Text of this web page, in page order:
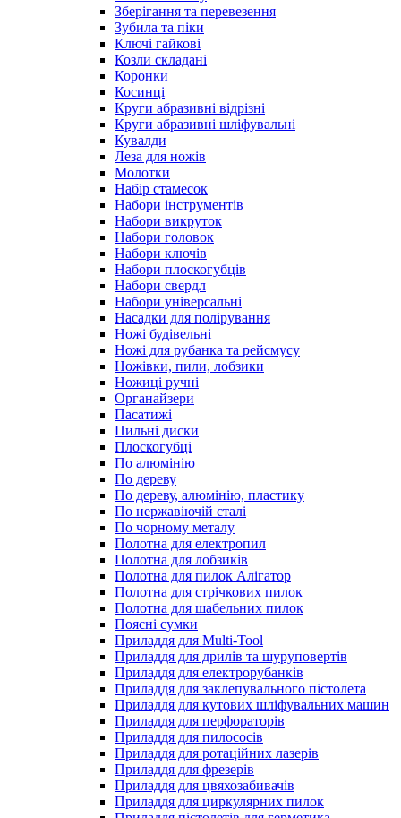
Зберігання та перевезення
Зубила та піки
Ключі гайкові
Козли складані
Коронки
Косинці
Круги абразивні відрізні
Круги абразивні шліфувальні
Кувалди
Леза для ножів
Молотки
Набір стамесок
Набори інструментів
Набори викруток
Набори головок
Набори ключів
Набори плоскогубців
Набори свердл
Набори універсальні
Насадки для полірування
Ножі будівельні
Ножі для рубанка та рейсмусу
Ножівки, пили, лобзики
Ножиці ручні
Органайзери
Пасатижі
Пильні диски
Плоскогубці
По алюмінію
По дереву
По дереву, алюмінію, пластику
По нержавіючій сталі
По чорному металу
Полотна для електропил
Полотна для лобзиків
Полотна для пилок Алігатор
Полотна для стрічкових пилок
Полотна для шабельних пилок
Поясні сумки
Приладдя для Multi-Tool
Приладдя для дрилів та шуруповертів
Приладдя для електрорубанків
Приладдя для заклепувального пістолета
Приладдя для кутових шліфувальних машин
Приладдя для перфораторів
Приладдя для пилососів
Приладдя для ротаційних лазерів
Приладдя для фрезерів
Приладдя для цвяхозабивачів
Приладдя для циркулярних пилок